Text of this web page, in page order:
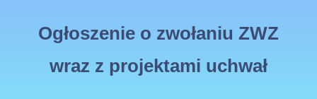
Ogłoszenie o zwołaniu ZWZ
wraz z projektami uchwał